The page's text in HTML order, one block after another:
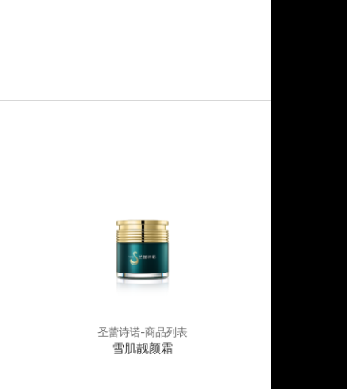
圣蕾诗诺-商品列表
雪肌靓颜霜